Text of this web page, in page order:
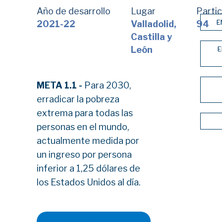
Año de desarrollo
2021-22
Lugar
Valladolid,
Castilla y
León
94
META 1.1 - Para 2030,
erradicar la pobreza
extrema para todas las
personas en el mundo,
actualmente medida por
un ingreso por persona
inferior a 1,25 dólares de
los Estados Unidos al día.